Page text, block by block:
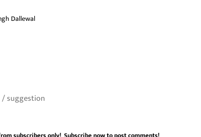
Dallewal